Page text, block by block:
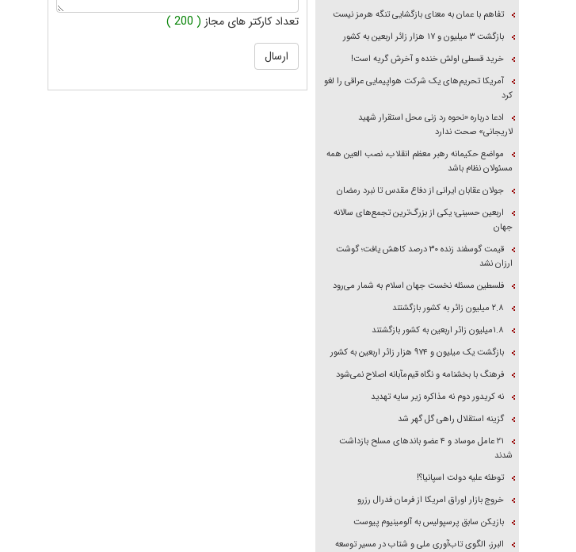
تعداد کارکتر های مجاز ( 200 )
تفاهم با عمان به معنای بازگشایی تنگه هرمز نیست
بازگشت ۳ میلیون و ۱۷ هزار زائر اربعین به کشور
خرید قسطی اولش خنده و آخرش گریه است!
آمریکا تحریم‌های یک شرکت هواپیمایی عراقی را لغو
کرد
ادعا درباره «نحوه رد زنی محل استقرار شهید
لاریجانی» صحت ندارد
مواضع حکیمانه رهبر معظم انقلاب، نصب العین همه
مسئولان نظام باشد
جولان عقابان ایرانی از دفاع مقدس تا نبرد رمضان
اربعین حسینی؛ یکی از بزرگ‌ترین تجمع‌های سالانه
جهان
قیمت گوسفند زنده ۳۰ درصد کاهش یافت؛ گوشت
ارزان نشد
فلسطین مسئله نخست جهان اسلام به شمار می‌رود
۲.۸ میلیون زائر به کشور بازگشتند
۱.۸میلیون زائر اربعین به کشور بازگشتند
بازگشت یک میلیون و ۹۷۴ هزار زائر اربعین به کشور
فرهنگ با بخشنامه و نگاه قیم‌مآبانه اصلاح نمی‌شود
نه کریدور دوم نه مذاکره زیر سایه تهدید
گزینه استقلال راهی گل گهر شد
۲۱ عامل موساد و ۴ عضو باند‌های مسلح بازداشت
شدند
توطئه علیه دولت اسپانیا؟!
خروج بازار اوراق امریکا از فرمان فدرال رزرو
بازیکن سابق پرسپولیس به آلومینیوم پیوست
البرز، الگوی تاب‌آوری ملی و شتاب در مسیر توسعه